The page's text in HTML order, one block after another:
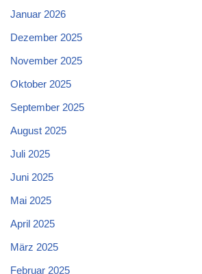
Januar 2026
Dezember 2025
November 2025
Oktober 2025
September 2025
August 2025
Juli 2025
Juni 2025
Mai 2025
April 2025
März 2025
Februar 2025